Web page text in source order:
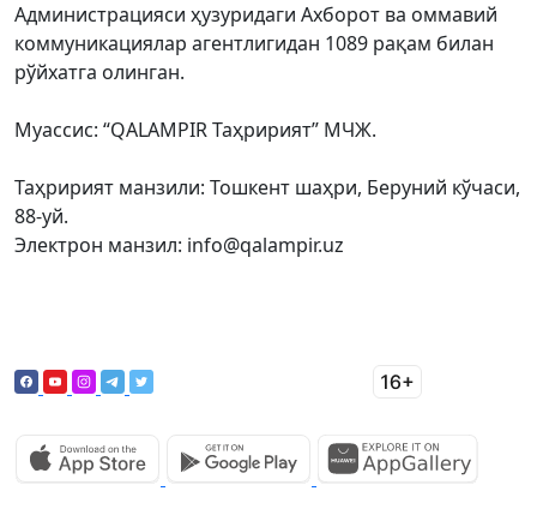
Администрацияси ҳузуридаги Ахборот ва оммавий
коммуникациялар агентлигидан 1089 рақам билан
рўйхатга олинган.
Муассис: “QALAMPIR Таҳририят” МЧЖ.
Таҳририят манзили: Тошкент шаҳри, Беруний кўчаси,
88-уй.
Электрон манзил: info@qalampir.uz